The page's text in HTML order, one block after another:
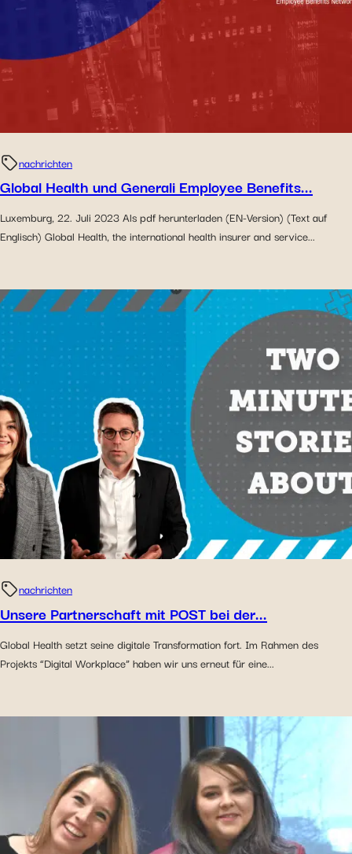
nachrichten
Global Health und Generali Employee Benefits...
Luxemburg, 22. Juli 2023 Als pdf herunterladen (EN-Version) (Text auf
Englisch) Global Health, the international health insurer and service...
nachrichten
Unsere Partnerschaft mit POST bei der...
Global Health setzt seine digitale Transformation fort. Im Rahmen des
Projekts “Digital Workplace” haben wir uns erneut für eine...